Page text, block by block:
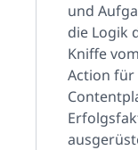
und
die Logik
Kniffe
Action